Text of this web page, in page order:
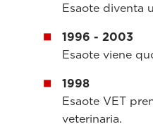
Esaote diventa
1996 - 2003
Esaote viene
1998
Esaote VET
veterinaria.